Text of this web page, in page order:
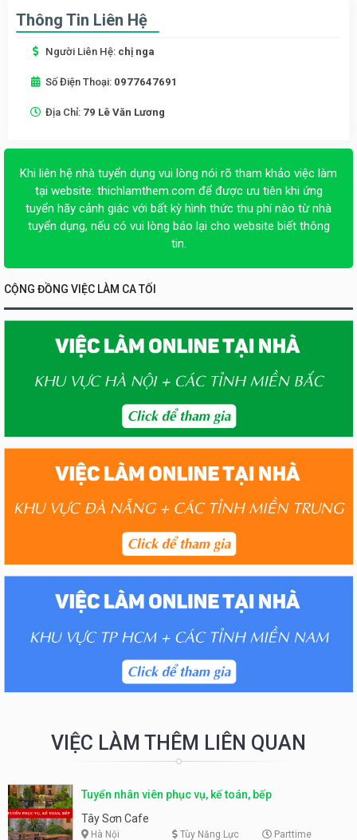
Thông Tin Liên Hệ
Người Liên Hệ: chị nga
Số Điện Thoại: 0977647691
Địa Chỉ: 79 Lê Văn Lương
Khi liên hệ nhà tuyển dụng vui lòng nói rõ tham khảo việc làm
tại website: thichlamthem.com để được ưu tiên khi ứng
tuyển hãy cảnh giác với bất kỳ hình thức thu phí nào từ nhà
tuyển dụng, nếu có vui lòng báo lại cho website biết thông
tin.
CỘNG ĐỒNG VIỆC LÀM CA TỐI
VIỆC LÀM THÊM LIÊN QUAN
Tuyển nhân viên phục vụ, kế toán, bếp
Tây Sơn Cafe
Hà Nội Tùy Năng Lực Parttime